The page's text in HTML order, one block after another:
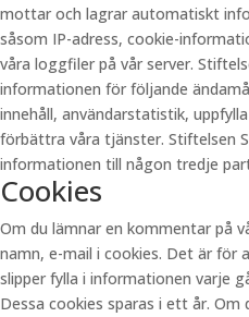
mottar och lagrar automatiskt
såsom IP-adress, cookie-
våra loggfiler på vår server.
informationen för följande
innehåll, användarstatistik,
förbättra våra tjänster. Stiftelsen
informationen till någon tredje
Cookies
Om du lämnar en kommentar på
namn, e-mail i cookies. Det är för
slipper fylla i informationen varje
Dessa cookies sparas i ett år. Om